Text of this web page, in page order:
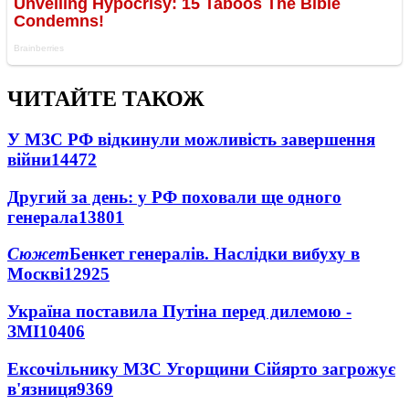
ЧИТАЙТЕ ТАКОЖ
У МЗС РФ відкинули можливість завершення
війни14472
Другий за день: у РФ поховали ще одного
генерала13801
СюжетБенкет генералів. Наслідки вибуху в
Москві12925
Україна поставила Путіна перед дилемою -
ЗМІ10406
Ексочільнику МЗС Угорщини Сійярто загрожує
в'язниця9369